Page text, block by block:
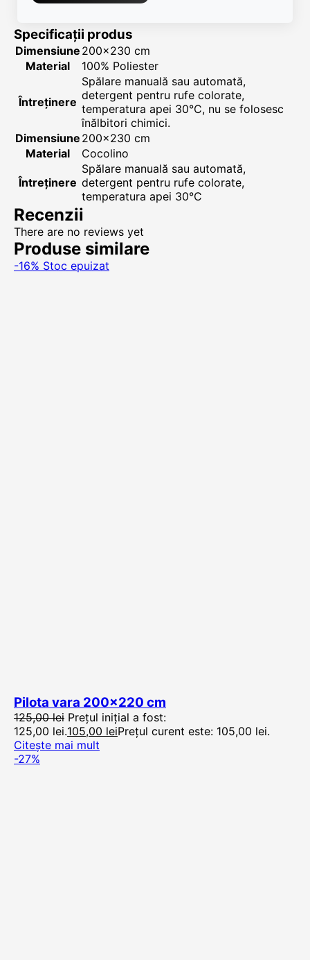
Specificații produs
Dimensiune 200x230 cm
Material
100% Poliester
Întreținere
Spălare manuală sau automată,
detergent pentru rufe colorate,
temperatura apei 30°C, nu se folosesc
înălbitori chimici.
Dimensiune 200x230 cm
Material
Cocolino
Întreținere
Spălare manuală sau automată,
detergent pentru rufe colorate,
temperatura apei 30°C
Recenzii
There are no reviews yet
Produse similare
-16% Stoc epuizat
Pilota vara 200×220 cm
125,00lei Prețul inițial a fost:
125,00 lei.105,00 leiPrețul curent este: 105,00 lei.
Citește mai mult
-27%